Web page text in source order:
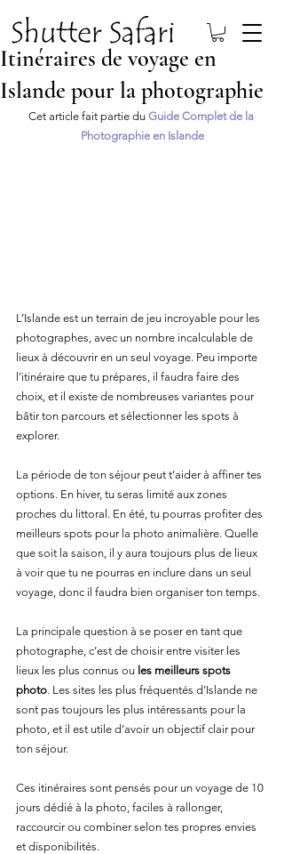
Itinéraires de voyage en
Islande pour la photographie
Cet article fait partie du Guide Complet de la
Photographie en Islande
L’Islande est un terrain de jeu incroyable pour les
photographes, avec un nombre incalculable de
lieux à découvrir en un seul voyage. Peu importe
l’itinéraire que tu prépares, il faudra faire des
choix, et il existe de nombreuses variantes pour
bâtir ton parcours et sélectionner les spots à
explorer.
La période de ton séjour peut t’aider à affiner tes
options. En hiver, tu seras limité aux zones
proches du littoral. En été, tu pourras profiter des
meilleurs spots pour la photo animalière. Quelle
que soit la saison, il y aura toujours plus de lieux
à voir que tu ne pourras en inclure dans un seul
voyage, donc il faudra bien organiser ton temps.
La principale question à se poser en tant que
photographe, c’est de choisir entre visiter les
lieux les plus connus ou les meilleurs spots
photo. Les sites les plus fréquentés d’Islande ne
sont pas toujours les plus intéressants pour la
photo, et il est utile d’avoir un objectif clair pour
ton séjour.
Ces itinéraires sont pensés pour un voyage de 10
jours dédié à la photo, faciles à rallonger,
raccourcir ou combiner selon tes propres envies
et disponibilités.